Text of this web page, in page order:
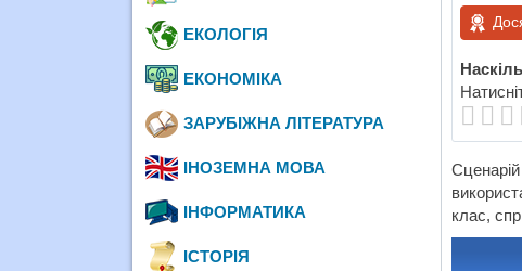
клас,
ЕКОЛОГІЯ
ЕКОНОМІКА
ЗАРУБІЖНА ЛІТЕРАТУРА
ІНОЗЕМНА МОВА
ІНФОРМАТИКА
ІСТОРІЯ